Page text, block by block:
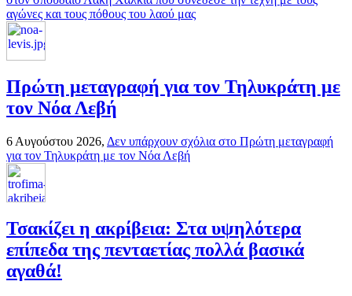
αγώνες και τους πόθους του λαού μας
Πρώτη μεταγραφή για τον Τηλυκράτη με
τον Νόα Λεβή
6 Αυγούστου 2026, Δεν υπάρχουν σχόλια στο Πρώτη μεταγραφή
για τον Τηλυκράτη με τον Νόα Λεβή
Τσακίζει η ακρίβεια: Στα υψηλότερα
επίπεδα της πενταετίας πολλά βασικά
αγαθά!